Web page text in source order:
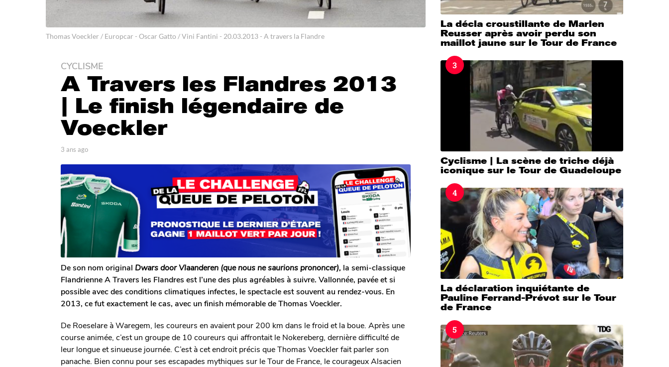
Thomas Voeckler / Europcar - Oscar Gatto / Vini Fantini - 20.03.2013 - A travers la Flandre
3
n
g
3
n
s
a
g
o
CYCLISME
A Travers les Flandres 2013
| Le finish légendaire de
Voeckler
p
r
A
n
t
o
i
n
e
D
e
c
l
e
r
c
3 ans ago
s
a
o
De son nom original Dwars door Vlaanderen (que nous ne saurions prononcer), la semi-classique
Flandrienne A Travers les Flandres est l’une des plus agréables à suivre. Vallonnée, pavée et si
possible avec des conditions climatiques infectes, le spectacle est souvent au rendez-vous. En
2013, ce fut exactement le cas, avec un finish mémorable de Thomas Voeckler.
De Roeselare à Waregem, les coureurs en avaient pour 200 km dans le froid et la boue. Après une
course animée, c’est un groupe de 10 coureurs qui affrontait le Nokereberg, dernière difficulté de
leur longue et sinueuse journée. C’est à cet endroit précis que Thomas Voeckler fait parler son
panache. Bien connu pour ses escapades mythiques sur le Tour de France, le courageux Alsacien
La décla croustillante de Marlen
Reusser après avoir perdu son
maillot jaune sur le Tour de France
3
Cyclisme | La scène de triche déjà
iconique sur le Tour de Guadeloupe
4
La déclaration inquiétante de
Pauline Ferrand-Prévot sur le Tour
de France
5